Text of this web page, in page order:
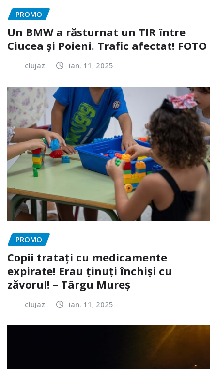
PROMO
Un BMW a răsturnat un TIR între
Ciucea și Poieni. Trafic afectat! FOTO
clujazi ian. 11, 2025
PROMO
Copii tratați cu medicamente
expirate! Erau ținuți închiși cu
zăvorul! – Târgu Mureș
clujazi ian. 11, 2025